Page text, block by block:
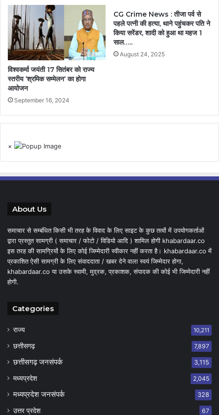
विश्वकर्मा जयंती 17 सितंबर को राज्य
स्तरीय ‘श्रमिक सम्मेलन‘ का होगा
आयोजन
September 16, 2024
CG Crime News : तीजा पर्व से
पहले पत्नी की हत्या, थाने पहुंचकर पति ने
किया सरेंडर, शादी को हुआ था महज 1
साल…..
August 24, 2025
×
About Us
समाचार से सम्बंधित किसी भी तरह के विवाद के लिए साइट के कुछ तत्वों में उपयोगकर्ताओं
द्वारा प्रस्तुत सामग्री ( समाचार / फोटो / विडियो आदि ) शामिल होगी khabardaar.co
इस तरह की सामग्रियों के लिए कोई जिम्मेदारी स्वीकार नहीं करता है। khabardaar.co में
प्रकाशित ऐसी सामग्री के लिए संवाददाता / खबर देने वाला स्वयं जिम्मेदार होगा,
khabardaar.co या उसके स्वामी, मुद्रक, प्रकाशक, संपादक की कोई भी जिम्मेदारी नहीं
होगी.
Categories
राज्य 10,211
छत्तीसगढ़ 7,897
छत्तीसगढ़ जनसंपर्क 3,115
मध्यप्रदेश 2,045
मध्यप्रदेश जनसंपर्क 328
उत्तर प्रदेश 67